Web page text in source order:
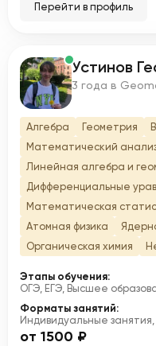
Перейти в профиль
У Устинов
3 года в
Алгебра Геометрия
Математический
Линейная алгебра и
Дифференциальные
Математическая
Атомная физика
Органическая химия
Этапы обучения:
ОГЭ, ЕГЭ, Высшее
Форматы занятий:
Индивидуальные
от 1500 ₽